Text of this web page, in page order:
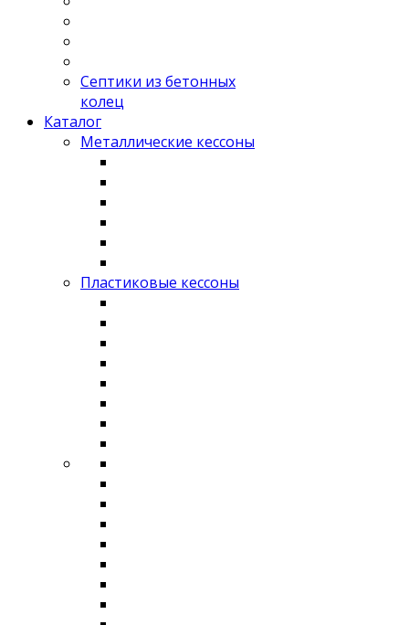
Септики из бетонных
колец
Каталог
Металлические кессоны
Пластиковые кессоны